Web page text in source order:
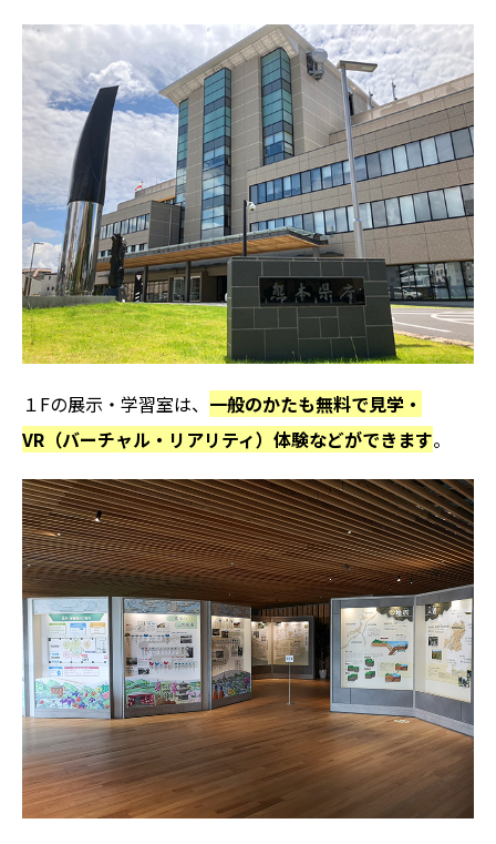
１Fの展示・学習室は、 一般のかたも無料で見学・
VR（バーチャル・リアリティ）体験などができます。